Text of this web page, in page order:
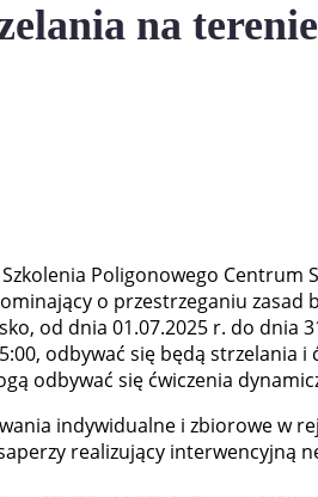
na
Poligonowego
o przestrzeganiu zasad
od dnia 01.07.2025 r. do dnia
odbywać się będą
odbywać się ćwiczenia
indywidualne i zbiorowe w
realizujący